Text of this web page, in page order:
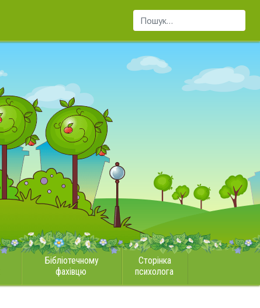
Пошук...
Бібліотечному
фахівцю
Сторінка
психолога